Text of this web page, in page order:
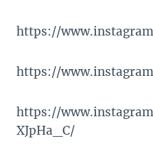
https://
https://
https://
XJpHa_C/